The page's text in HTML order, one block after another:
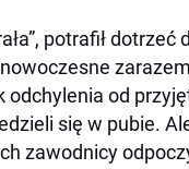
potrafił dotrzeć
odchylenia od
się w pubie.
zawodnicy